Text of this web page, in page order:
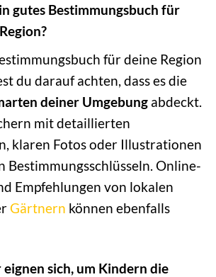
gutes Bestimmungsbuch für
für deine Region
du darauf achten, dass es die
deiner Umgebung abdeckt.
mit detaillierten
klaren Fotos oder Illustrationen
Bestimmungsschlüsseln. Online-
Empfehlungen von lokalen
Gärtnern können ebenfalls
sich, um Kindern die